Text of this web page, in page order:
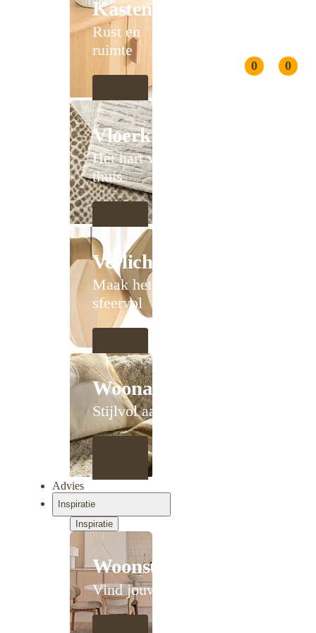
0 0
Kasten
Rust en
ruimte
Vloerkleden
Het hart van
thuis
Verlichting
Maak het
sfeervol
Woonaccessoires
Stijlvol aanschuiven
Advies
Inspiratie
Inspiratie
Woonstijlen
Vind jouw stijl